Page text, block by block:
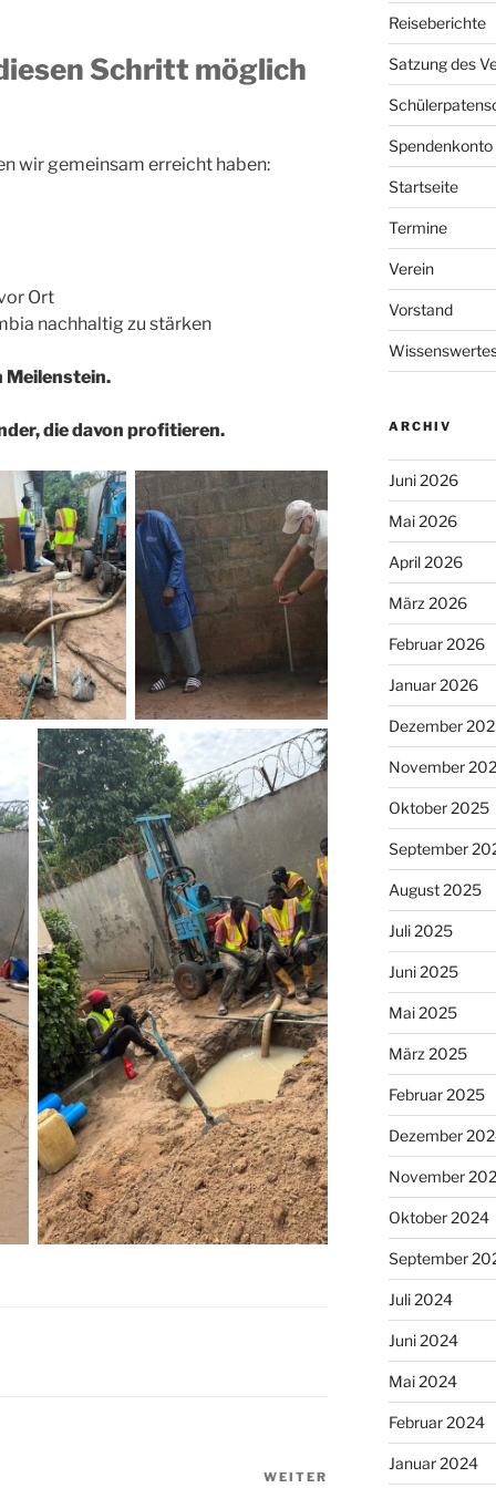
Schritt möglich
wir gemeinsam erreicht haben:
Ort
nachhaltig zu stärken
Meilenstein.
die davon profitieren.
Nächster
WEITER
Reiseberichte
Satzung des
Spendenkonto
Startseite
Termine
Verein
Vorstand
ARCHIV
Juni 2026
Mai 2026
April 2026
März 2026
Februar 2026
Januar 2026
Dezember
November
Oktober 2025
September
August 2025
Juli 2025
Juni 2025
Mai 2025
März 2025
Februar 2025
Dezember
November
Oktober 2024
September
Juli 2024
Juni 2024
Mai 2024
Februar 2024
Januar 2024